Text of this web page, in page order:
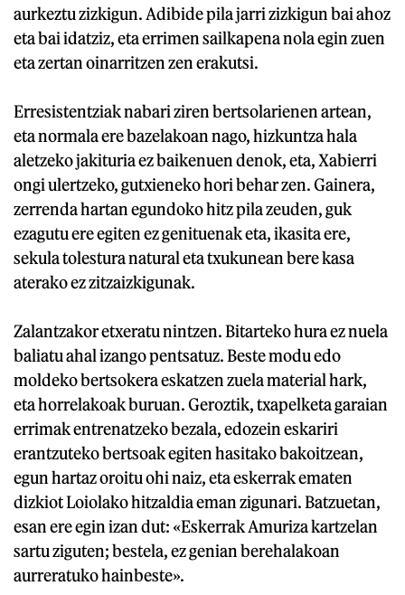
aurkeztu zizkigun. Adibide pila jarri zizkigun bai ahoz
eta bai idatziz, eta errimen sailkapena nola egin zuen
eta zertan oinarritzen zen erakutsi.
Erresistentziak nabari ziren bertsolarienen artean,
eta normala ere bazelakoan nago, hizkuntza hala
aletzeko jakituria ez baikenuen denok, eta, Xabierri
ongi ulertzeko, gutxieneko hori behar zen. Gainera,
zerrenda hartan egundoko hitz pila zeuden, guk
ezagutu ere egiten ez genituenak eta, ikasita ere,
sekula tolestura natural eta txukunean bere kasa
aterako ez zitzaizkigunak.
Zalantzakor etxeratu nintzen. Bitarteko hura ez nuela
baliatu ahal izango pentsatuz. Beste modu edo
moldeko bertsokera eskatzen zuela material hark,
eta horrelakoak buruan. Geroztik, txapelketa garaian
errimak entrenatzeko bezala, edozein eskariri
erantzuteko bertsoak egiten hasitako bakoitzean,
egun hartaz oroitu ohi naiz, eta eskerrak ematen
dizkiot Loiolako hitzaldia eman zigunari. Batzuetan,
esan ere egin izan dut: «Eskerrak Amuriza kartzelan
sartu ziguten; bestela, ez genian berehalakoan
aurreratuko hainbeste».